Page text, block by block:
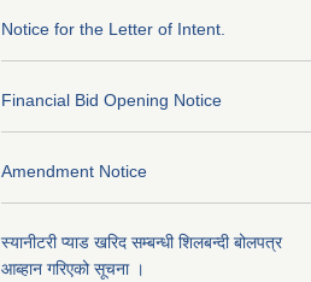
Notice for the Letter of Intent.
Financial Bid Opening Notice
Amendment Notice
स्यानीटरी प्याड खरिद सम्बन्धी शिलबन्दी बोलपत्र
आब्हान गरिएको सूचना ।